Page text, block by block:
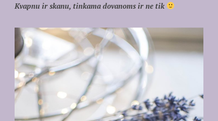
Kvapnu ir skanu, tinkama dovanoms ir ne tik